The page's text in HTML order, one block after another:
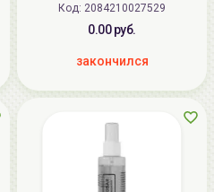
Код: 2084210027529
0.00 руб.
закончился